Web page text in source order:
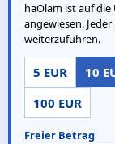
haOlam ist auf
angewiesen.
weiterzuführen.
5 EUR 10
100 EUR
Freier Betrag